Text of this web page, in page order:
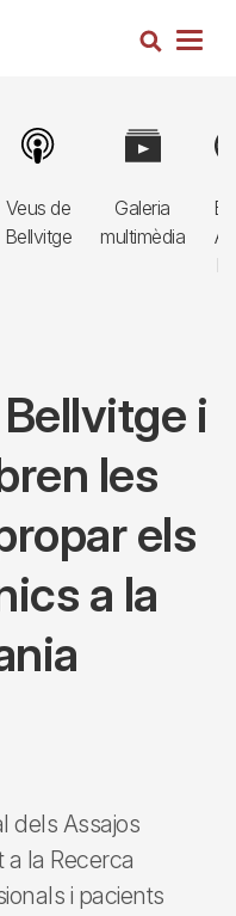
Cerca
Veus de
Bellvitge
Image
Galeria
multimèdia
Image
Bellvitge i
les
els
a la
dels Assajos
la Recerca
i pacients